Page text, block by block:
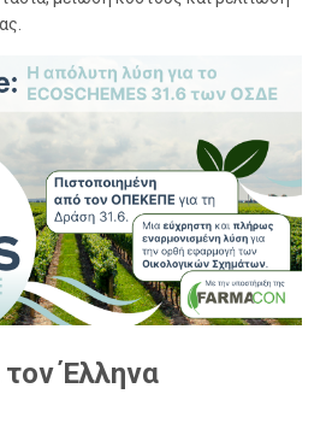
Έλληνα